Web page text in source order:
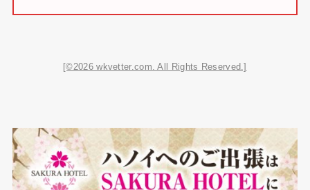
[©2026 wkvetter.com. All Rights Reserved.]